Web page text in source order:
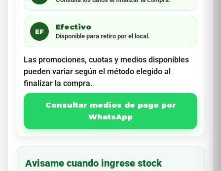
EF
Efectivo
Disponible para retiro por el local.
Las promociones, cuotas y medios disponibles
pueden variar según el método elegido al
finalizar la compra.
Consultar medios de pago por
WhatsApp
Avisame cuando ingrese stock